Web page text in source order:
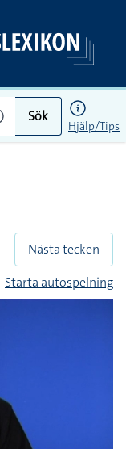
Sök
Hjälp/Tips
Nästa tecken
Starta autospelning